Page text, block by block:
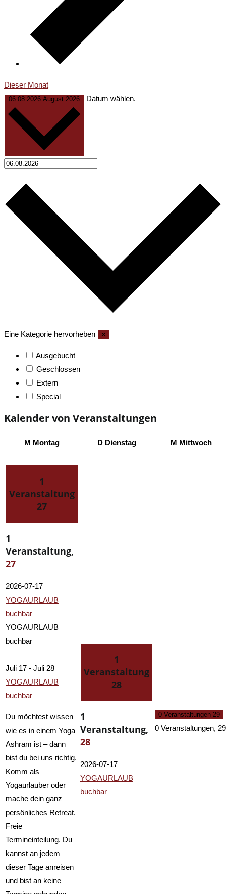
Dieser Monat
06.08.2026 August 2026 Datum wählen.
Eine Kategorie hervorheben ✕
Ausgebucht
Geschlossen
Extern
Special
Kalender von Veranstaltungen
M Montag D Dienstag M Mittwoch
1
Veranstaltung
27
1
Veranstaltung,
27
2026-07-17
YOGAURLAUB
buchbar
YOGAURLAUB
buchbar
Juli 17 - Juli 28
YOGAURLAUB
buchbar
Du möchtest wissen
wie es in einem Yoga
Ashram ist – dann
bist du bei uns richtig.
Komm als
Yogaurlauber oder
mache dein ganz
persönliches Retreat.
Freie
Termineinteilung. Du
kannst an jedem
dieser Tage anreisen
und bist an keine
1
Veranstaltung
28
1
Veranstaltung,
28
2026-07-17
YOGAURLAUB
buchbar
0 Veranstaltungen 29
0 Veranstaltungen, 29